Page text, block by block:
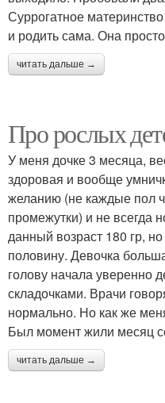
Суррогатное
и родить сама. Она
читать дальше →
Про рослых
У меня дочке 3 месяца,
здоровая и вообще
желанию (не каждые пол
промежутки) и не всегда
данный возраст 180 гр,
половину. Девочка
голову начала уверенно
складочками. Врачи
нормально. Но как же
Был момент жили месяц
читать дальше →